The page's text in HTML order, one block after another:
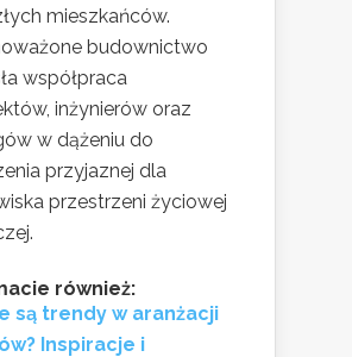
mieszkańców.
budownictwo
współpraca
inżynierów oraz
w dążeniu do
przyjaznej dla
przestrzeni życiowej
również:
są trendy w aranżacji
Inspiracje i